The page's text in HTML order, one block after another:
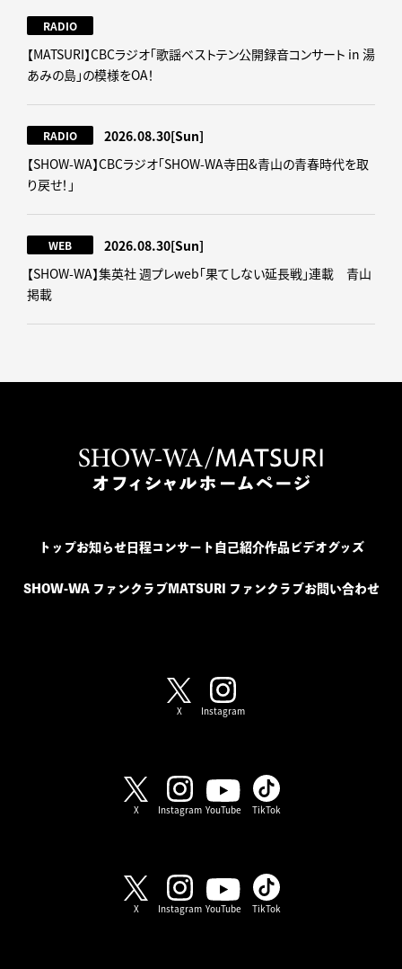
RADIO
【MATSURI】CBCラジオ「歌謡ベストテン公開録音コンサート in 湯
あみの島」の模様をOA！
RADIO 2026.08.30[Sun]
【SHOW-WA】CBCラジオ｢SHOW-WA寺田&青山の青春時代を取
り戻せ！｣
WEB 2026.08.30[Sun]
【SHOW-WA】集英社 週プレweb｢果てしない延長戦｣連載 青山
掲載
トップお知らせ日程コンサート 自己紹介作品ビデオグッズ
SHOW-WA ファンクラブ MATSURI ファンクラブ お問い合わせ
X Instagram
X Instagram YouTube TikTok
X Instagram YouTube TikTok